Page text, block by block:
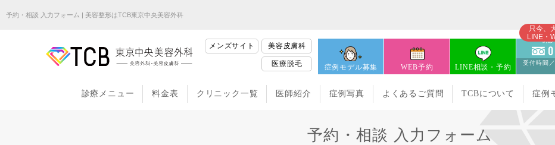
予約・相談 入力フォーム | 美容整形はTCB東京中央美容外科
メンズサイト 美容皮膚科
医療脱毛 症例モデル募集 WEB予約 LINE相談・予約
只今、
LINE・
初
受付時間
診療メニュー 料金表 クリニック一覧 医師紹介 症例写真 よくあるご質問 TCBについて 症例
予約・相談 入力フォーム